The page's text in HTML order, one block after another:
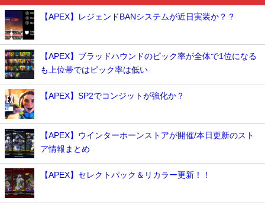
【APEX】レジェンドBANシステムが近日実装か？？
【APEX】ブラッドハウンドのピック率が全体で1位になる
も上位帯ではピック率は低い
【APEX】SP2でコンジットが強化か？
【APEX】ウインターホーンストアが開催/本日更新のスト
ア情報まとめ
【APEX】セレクトパック＆リカラー更新！！